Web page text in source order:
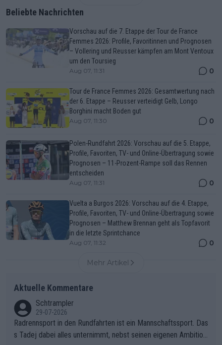
Beliebte Nachrichten
Vorschau auf die 7. Etappe der Tour de France
Femmes 2026: Profile, Favoritinnen und Prognosen
– Vollering und Reusser kämpfen am Mont Ventoux
um den Toursieg
Aug 07, 11:31 0
Tour de France Femmes 2026: Gesamtwertung nach
der 6. Etappe – Reusser verteidigt Gelb, Longo
Borghini macht Boden gut
Aug 07, 11:30 0
Polen-Rundfahrt 2026: Vorschau auf die 5. Etappe,
Profile, Favoriten, TV- und Online-Übertragung sowie
Prognosen – 11-Prozent-Rampe soll das Rennen
entscheiden
Aug 07, 11:31 0
Vuelta a Burgos 2026: Vorschau auf die 4. Etappe,
Profile, Favoriten, TV- und Online-Übertragung sowie
Prognosen – Matthew Brennan geht als Topfavorit
in die letzte Sprintchance
Aug 07, 11:32 0
Mehr Artikel
Aktuelle Kommentare
Schtrampler
29-07-2026
Radrennsport in den Rundfahrten ist ein Mannschaftssport. Das
s Tadej dabei alles unternimmt, nebst seinen eigenen Ambition